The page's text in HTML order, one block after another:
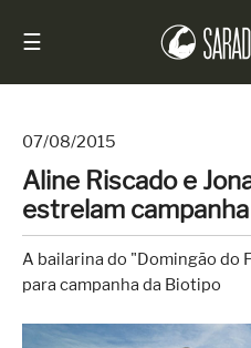
☰
Início
Notícias
Sarados
do
07/08/2015
Aline Riscado e
estrelam
A bailarina do "Domingão do
para campanha da Biotipo